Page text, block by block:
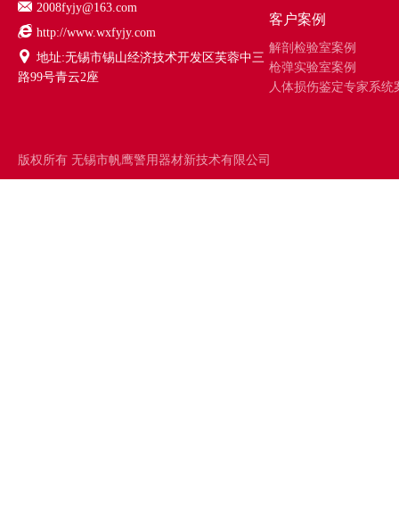
2008fyjy@163.com
http://www.wxfyjy.com
地址:无锡市锡山经济技术开发区芙蓉中三
路99号青云2座
客户案例
解剖检验室案例
枪弹实验室案例
人体损伤鉴定专家系统
版权所有 无锡市帆鹰警用器材新技术有限公司